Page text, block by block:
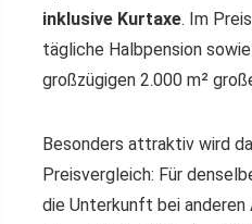
inklusive Kurtaxe. Im
tägliche Halbpension
großzügigen 2.000 m²
Besonders attraktiv wird
Preisvergleich: Für
die Unterkunft bei